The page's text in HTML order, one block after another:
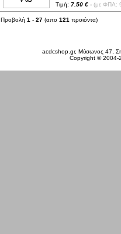
Τιμή: 7.50 € - (με ΦΠΑ:
Προβολή 1 - 27 (απο 121 προιόντα)
acdcshop.gr, Μύσωνος 47,
Copyright ©